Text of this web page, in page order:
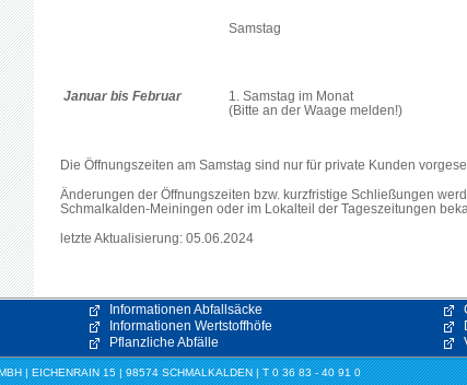
Samstag
Januar bis Februar
1. Samstag im Monat
(Bitte an der Waage melden!)
Die Öffnungszeiten am Samstag sind nur für private Kunden
Änderungen der Öffnungszeiten bzw. kurzfristige Schließungen
Schmalkalden-Meiningen oder im Lokalteil der Tageszeitungen
letzte Aktualisierung: 05.06.2024
Informationen Abfallsäcke
Informationen Wertstoffhöfe
Pflanzliche Abfälle
| EICHENRAIN 15 | 98574 SCHMALKALDEN | T 0 36 83 - 40 91 0